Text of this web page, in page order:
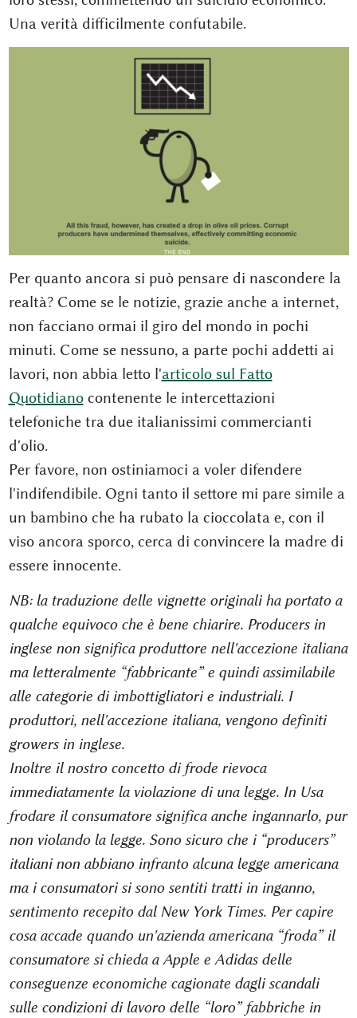
Una verità difficilmente confutabile.
Per quanto ancora si può pensare di nascondere la
realtà? Come se le notizie, grazie anche a internet,
non facciano ormai il giro del mondo in pochi
minuti. Come se nessuno, a parte pochi addetti ai
lavori, non abbia letto l'articolo sul Fatto
Quotidianocontenente le intercettazioni
telefoniche tra due italianissimi commercianti
d'olio.
Per favore, non ostiniamoci a voler difendere
l'indifendibile. Ogni tanto il settore mi pare simile a
un bambino che ha rubato la cioccolata e, con il
viso ancora sporco, cerca di convincere la madre di
essere innocente.
NB: la traduzione delle vignette originali ha portato a
qualche equivoco che è bene chiarire. Producers in
inglese non significa produttore nell'accezione italiana
ma letteralmente “fabbricante” e quindi assimilabile
alle categorie di imbottigliatori e industriali. I
produttori, nell'accezione italiana, vengono definiti
growers in inglese.
Inoltre il nostro concetto di frode rievoca
immediatamente la violazione di una legge. In Usa
frodare il consumatore significa anche ingannarlo, pur
non violando la legge. Sono sicuro che i “producers”
italiani non abbiano infranto alcuna legge americana
ma i consumatori si sono sentiti tratti in inganno,
sentimento recepito dal New York Times. Per capire
cosa accade quando un'azienda americana “froda” il
consumatore si chieda a Apple e Adidas delle
conseguenze economiche cagionate dagli scandali
sulle condizioni di lavoro delle “loro” fabbriche in